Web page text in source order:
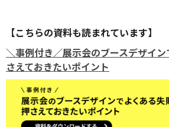
【こちらの資料も読まれています】
＼事例付き／展示会のブースデザイ
さえておきたいポイント